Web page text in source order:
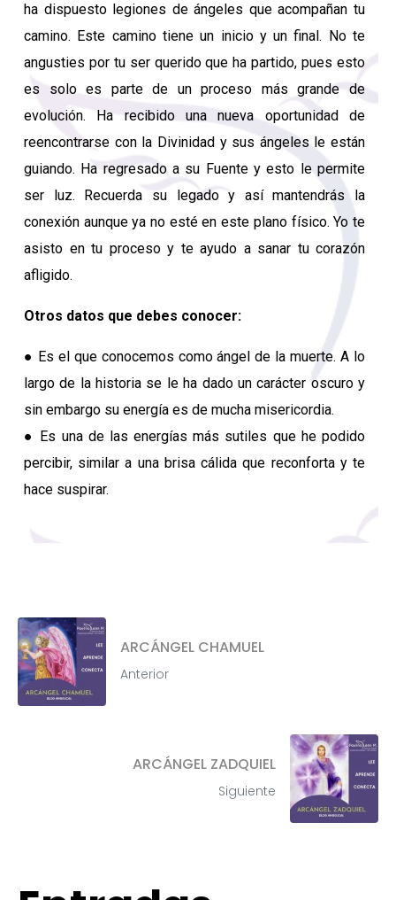
ha dispuesto legiones de ángeles que acompañan tu
camino. Este camino tiene un inicio y un final. No te
angusties por tu ser querido que ha partido, pues esto
es solo es parte de un proceso más grande de
evolución. Ha recibido una nueva oportunidad de
reencontrarse con la Divinidad y sus ángeles le están
guiando. Ha regresado a su Fuente y esto le permite
ser luz. Recuerda su legado y así mantendrás la
conexión aunque ya no esté en este plano físico. Yo te
asisto en tu proceso y te ayudo a sanar tu corazón
afligido.
Otros datos que debes conocer:
● Es el que conocemos como ángel de la muerte. A lo
largo de la historia se le ha dado un carácter oscuro y
sin embargo su energía es de mucha misericordia.
● Es una de las energías más sutiles que he podido
percibir, similar a una brisa cálida que reconforta y te
hace suspirar.
ARCÁNGEL CHAMUEL
Anterior
ARCÁNGEL ZADQUIEL
Siguiente